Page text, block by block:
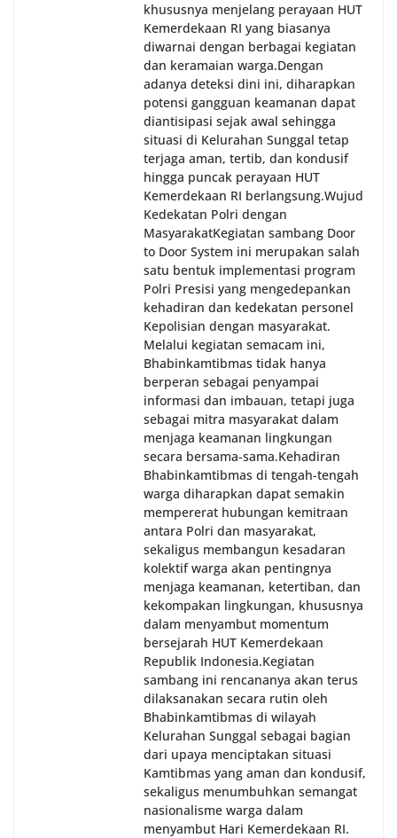
khususnya menjelang perayaan HUT
Kemerdekaan RI yang biasanya
diwarnai dengan berbagai kegiatan
dan keramaian warga.‎‎Dengan
adanya deteksi dini ini, diharapkan
potensi gangguan keamanan dapat
diantisipasi sejak awal sehingga
situasi di Kelurahan Sunggal tetap
terjaga aman, tertib, dan kondusif
hingga puncak perayaan HUT
Kemerdekaan RI berlangsung.‎‎Wujud
Kedekatan Polri dengan
Masyarakat‎Kegiatan sambang Door
to Door System ini merupakan salah
satu bentuk implementasi program
Polri Presisi yang mengedepankan
kehadiran dan kedekatan personel
Kepolisian dengan masyarakat.
Melalui kegiatan semacam ini,
Bhabinkamtibmas tidak hanya
berperan sebagai penyampai
informasi dan imbauan, tetapi juga
sebagai mitra masyarakat dalam
menjaga keamanan lingkungan
secara bersama-sama.‎‎Kehadiran
Bhabinkamtibmas di tengah-tengah
warga diharapkan dapat semakin
mempererat hubungan kemitraan
antara Polri dan masyarakat,
sekaligus membangun kesadaran
kolektif warga akan pentingnya
menjaga keamanan, ketertiban, dan
kekompakan lingkungan, khususnya
dalam menyambut momentum
bersejarah HUT Kemerdekaan
Republik Indonesia.‎Kegiatan
sambang ini rencananya akan terus
dilaksanakan secara rutin oleh
Bhabinkamtibmas di wilayah
Kelurahan Sunggal sebagai bagian
dari upaya menciptakan situasi
Kamtibmas yang aman dan kondusif,
sekaligus menumbuhkan semangat
nasionalisme warga dalam
menyambut Hari Kemerdekaan RI.